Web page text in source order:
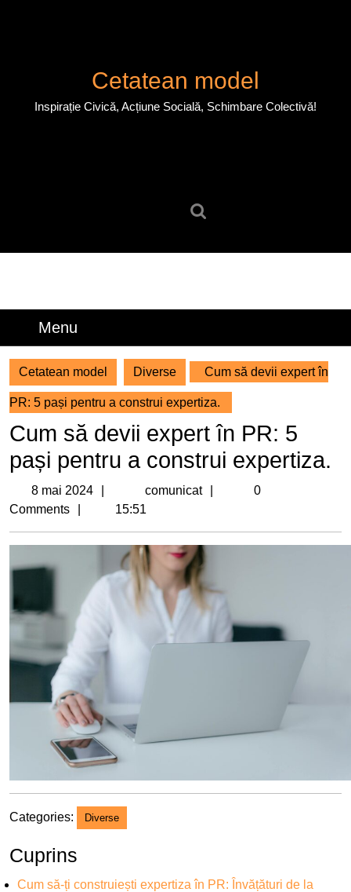
Cetatean model
Inspirație Civică, Acțiune Socială, Schimbare Colectivă!
Menu
Cetatean model Diverse Cum să devii expert în
PR: 5 pași pentru a construi expertiza.
Cum să devii expert în PR: 5
pași pentru a construi expertiza.
8 mai 2024
mai
comunicat comunicat
0
Comments
15:51
Categories: Diverse
Cuprins
Cum să-ți construiești expertiza în PR: Învățături de la